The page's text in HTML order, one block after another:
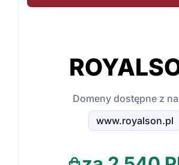
Domeny dostępne z
www.royalson.pl